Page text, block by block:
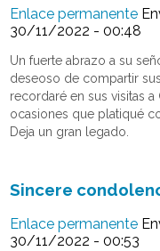
Enlace permanente
30/11/2022 - 00:48
Un fuerte abrazo a su
deseoso de compartir
recordaré en sus visitas
ocasiones que platiqué
Deja un gran legado.
Sincere
Enlace permanente
30/11/2022 - 00:53